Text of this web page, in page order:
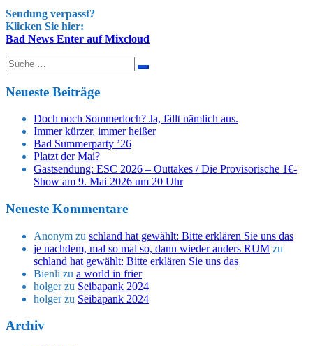
Sendung verpasst?
Klicken Sie hier:
Bad News Enter auf Mixcloud
Suche
nach:
Neueste Beiträge
Doch noch Sommerloch? Ja, fällt nämlich aus.
Immer kürzer, immer heißer
Bad Summerparty ’26
Platzt der Mai?
Gastsendung: ESC 2026 – Outtakes / Die Provisorische 1€-
Show am 9. Mai 2026 um 20 Uhr
Neueste Kommentare
Anonym zu schland hat gewählt: Bitte erklären Sie uns das
je nachdem, mal so mal so, dann wieder anders RUM zu
schland hat gewählt: Bitte erklären Sie uns das
Bienli zu a world in frier
holgerzu Seibapank 2024
holgerzu Seibapank 2024
Archiv